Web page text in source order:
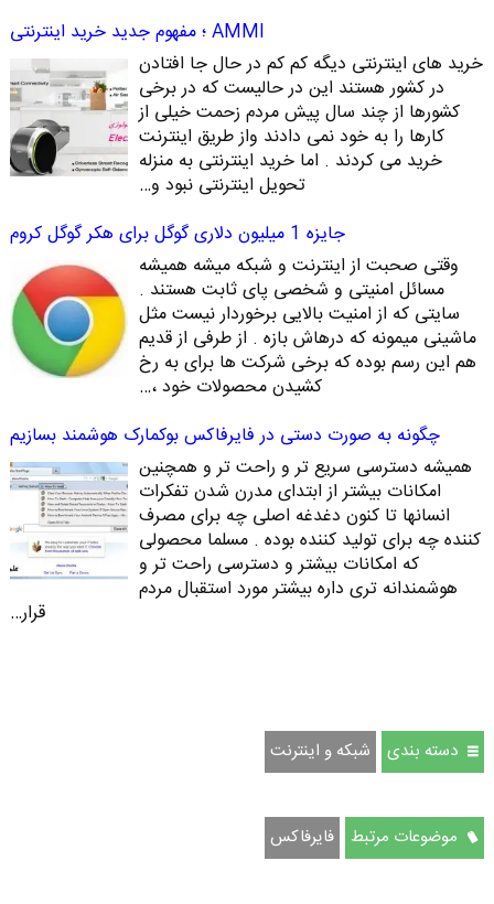
AMMI ؛ مفهوم جدید خرید اینترنتی
خرید های اینترنتی دیگه کم کم در حال جا افتادن
در کشور هستند این در حالیست که در برخی
کشورها از چند سال پیش مردم زحمت خیلی از
کارها را به خود نمی دادند واز طریق اینترنت
خرید می کردند . اما خرید اینترنتی به منزله
تحویل اینترنتی نبود و…
جایزه 1 میلیون دلاری گوگل برای هکر گوگل کروم
وقتی صحبت از اینترنت و شبکه میشه همیشه
مسائل امنیتی و شخصی پای ثابت هستند .
سایتی که از امنیت بالایی برخوردار نیست مثل
ماشینی میمونه که درهاش بازه . از طرفی از قدیم
هم این رسم بوده که برخی شرکت ها برای به رخ
کشیدن محصولات خود ،…
چگونه به صورت دستی در فایرفاکس بوکمارک هوشمند بسازیم
همیشه دسترسی سریع تر و راحت تر و همچنین
امکانات بیشتر از ابتدای مدرن شدن تفکرات
انسانها تا کنون دغدغه اصلی چه برای مصرف
کننده چه برای تولید کننده بوده . مسلما محصولی
که امکانات بیشتر و دسترسی راحت تر و
هوشمندانه تری داره بیشتر مورد استقبال مردم
قرار…
دسته بندی شبکه و اینترنت
موضوعات مرتبط فایرفاکس